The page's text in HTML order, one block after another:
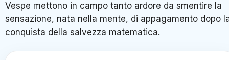
Vespe mettono in campo tanto ardore da smentire la
sensazione, nata nella mente, di appagamento dopo
conquista della salvezza matematica.